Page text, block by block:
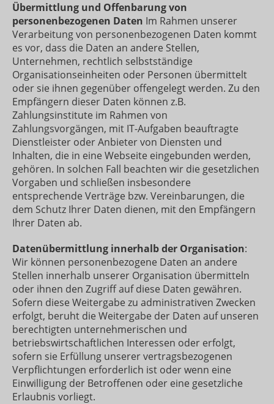
Übermittlung und Offenbarung von
personenbezogenen Daten Im Rahmen unserer
Verarbeitung von personenbezogenen Daten kommt
es vor, dass die Daten an andere Stellen,
Unternehmen, rechtlich selbstständige
Organisationseinheiten oder Personen übermittelt
oder sie ihnen gegenüber offengelegt werden. Zu den
Empfängern dieser Daten können z.B.
Zahlungsinstitute im Rahmen von
Zahlungsvorgängen, mit IT-Aufgaben beauftragte
Dienstleister oder Anbieter von Diensten und
Inhalten, die in eine Webseite eingebunden werden,
gehören. In solchen Fall beachten wir die gesetzlichen
Vorgaben und schließen insbesondere
entsprechende Verträge bzw. Vereinbarungen, die
dem Schutz Ihrer Daten dienen, mit den Empfängern
Ihrer Daten ab.
Datenübermittlung innerhalb der Organisation:
Wir können personenbezogene Daten an andere
Stellen innerhalb unserer Organisation übermitteln
oder ihnen den Zugriff auf diese Daten gewähren.
Sofern diese Weitergabe zu administrativen Zwecken
erfolgt, beruht die Weitergabe der Daten auf unseren
berechtigten unternehmerischen und
betriebswirtschaftlichen Interessen oder erfolgt,
sofern sie Erfüllung unserer vertragsbezogenen
Verpflichtungen erforderlich ist oder wenn eine
Einwilligung der Betroffenen oder eine gesetzliche
Erlaubnis vorliegt.